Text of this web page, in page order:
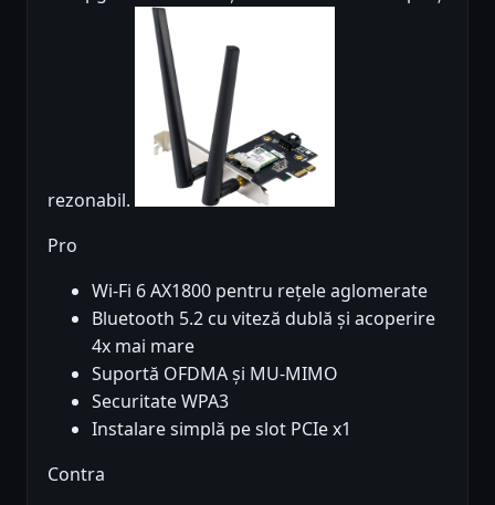
rezonabil.
Pro
Wi-Fi 6 AX1800 pentru rețele aglomerate
Bluetooth 5.2 cu viteză dublă și acoperire
4x mai mare
Suportă OFDMA și MU-MIMO
Securitate WPA3
Instalare simplă pe slot PCIe x1
Contra